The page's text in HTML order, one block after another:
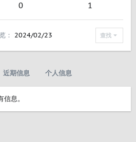
0 1
2024/02/23 查找
近期信息 个人信息
息。